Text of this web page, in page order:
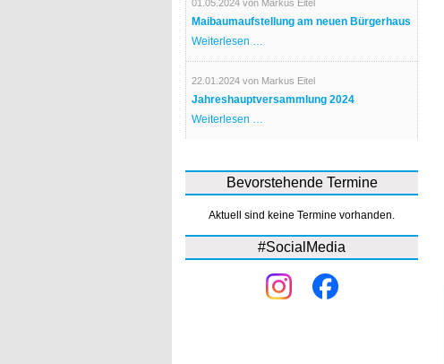
01.05.2024 von Markus Eitel
Maibaumaufstellung am neuen Bürgerhaus
Weiterlesen …
neuen
Bürgerhaus
22.01.2024 von Markus Eitel
Jahreshauptversammlung 2024
Weiterlesen …
Bevorstehende Termine
Aktuell sind keine Termine vorhanden.
#SocialMedia